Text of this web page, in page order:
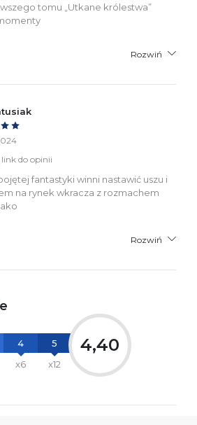
tomu „Utkane królestwa”
Rozwiń
do opinii
fantastyki winni nastawić uszu i
na rynek wkracza z rozmachem
Rozwiń
4
x6
5
x12
4,40